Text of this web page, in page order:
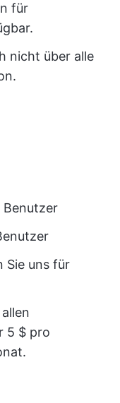
für
nicht über alle
Sie uns für
5 $ pro